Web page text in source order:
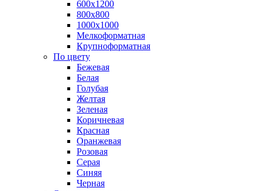
600х1200
800х800
1000х1000
Мелкоформатная
Крупноформатная
По цвету
Бежевая
Белая
Голубая
Желтая
Зеленая
Коричневая
Красная
Оранжевая
Розовая
Серая
Синяя
Черная